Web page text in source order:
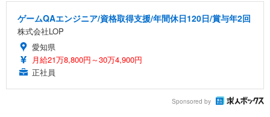
ゲームQAエンジニア/資格取得支援/年間休日120日/賞与年2回
株式会社LOP
愛知県
月給21万8,800円～30万4,900円
正社員
Sponsored by